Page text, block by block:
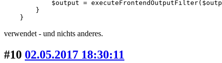
$output =
        }
    }
verwendet - und nichts anderes.
#10 02.05.2017 18:30:11